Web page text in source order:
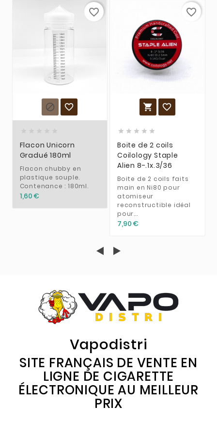
 
Flacon Unicorn
Gradué 180ml
Flacon chubby en
plastique souple.
Contenance : 180ml.
1,60 €
favorite_border
 
    
Boite de 2 coils
Coilology Staple
Alien 8-.1x.3/36
Boite de 2 coils faits
main en Ni80 pour
atomiseur
reconstructible idéal
pour...
7,90 €
favorite_border
Vapodistri
SITE FRANÇAIS DE VENTE EN
LIGNE DE CIGARETTE
ÉLECTRONIQUE AU MEILLEUR
PRIX